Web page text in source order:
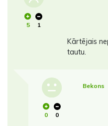
5 1
Kārtējais
tautu.
0 0
Bekons